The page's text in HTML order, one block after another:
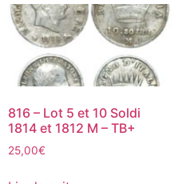
816 – Lot 5 et 10 Soldi
1814 et 1812 M – TB+
25,00€